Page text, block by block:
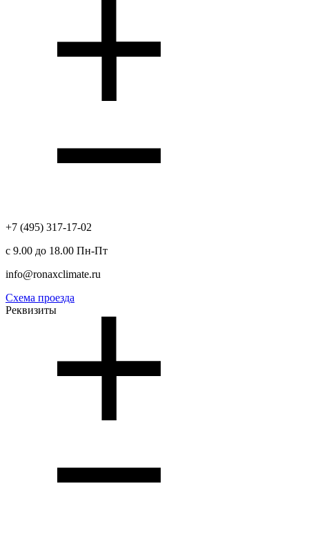
+7 (495) 317-17-02
с 9.00 до 18.00 Пн-Пт
info@ronaxclimate.ru
Схема проезда
Реквизиты